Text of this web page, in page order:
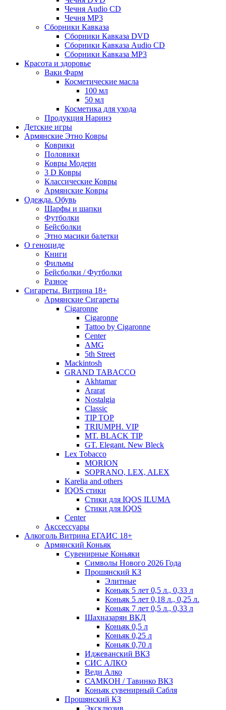
Чечня Audio CD
Чечня MP3
Сборники Кавказа
Сборники Кавказа DVD
Сборники Кавказа Audio CD
Сборники Кавказа MP3
Красота и здоровье
Ваки Фарм
Косметические масла
100 мл
50 мл
Косметика для ухода
Продукция Наринэ
Детские игры
Армянские Этно Ковры
Коврики
Половики
Ковры Модерн
3 D Ковры
Классические Ковры
Армянские Ковры
Одежда. Обувь
Шарфы и шапки
Футболки
Бейсболки
Этно масики балетки
О геноциде
Книги
Фильмы
Бейсболки / Футболки
Разное
Сигареты. Витрина 18+
Армянские Сигареты
Cigaronne
Cigaronne
Tattoo by Cigaronne
Center
AMG
5th Street
Mackintosh
GRAND TABACCO
Akhtamar
Ararat
Nostalgia
Classic
TIP TOP
TRIUMPH. VIP
MT. BLACK TIP
GT. Elegant. New Bleck
Lex Tobacco
MORION
SOPRANO, LEX, ALEX
Karelia and others
IQOS стики
Стики для IQOS ILUMA
Стики для IQOS
Сenter
Акссессуары
Алкоголь Витрина ЕГАИС 18+
Армянский Коньяк
Сувенирные Коньяки
Символы Нового 2026 Года
Прошянский КЗ
Элитные
Коньяк 5 лет 0,5 л., 0,33 л
Коньяк 5 лет 0,18 л., 0,25 л.
Коньяк 7 лет 0,5 л., 0,33 л
Шахназарян ВКД
Коньяк 0,5 л
Коньяк 0,25 л
Коньяк 0,70 л
Иджеванский ВКЗ
СИС АЛКО
Веди Алко
САМКОН / Тавинко ВКЗ
Коньяк сувенирный Сабля
Прошянский КЗ
Эксклюзив